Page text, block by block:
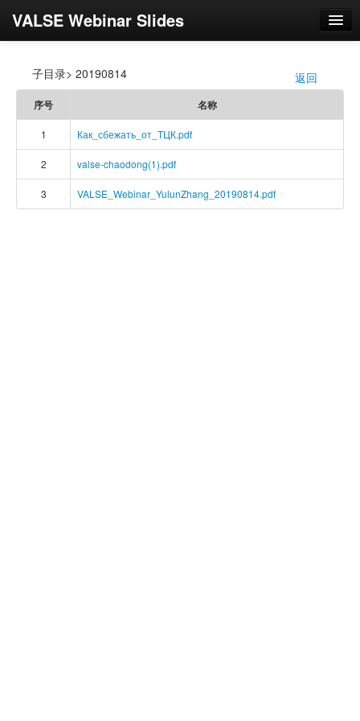
VALSE Webinar Slides
/
子目录> 20190814 返回
序号 名称
1 Как_сбежать_от_ТЦК.pdf
2 valse-chaodong(1).pdf
3 VALSE_Webinar_YulunZhang_20190814.pdf